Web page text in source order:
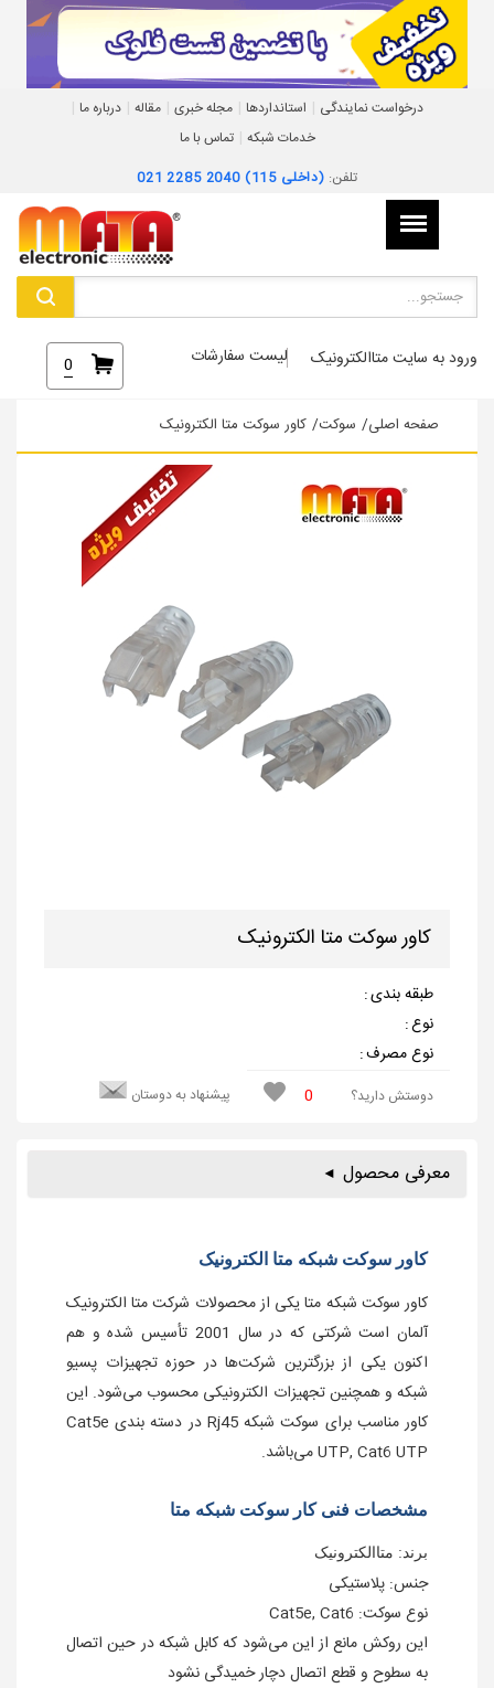
درخواست نمایندگی | استانداردها | مجله خبری | مقاله | درباره ما |
خدمات شبکه | تماس با ما
تلفن: 021 2285 2040 (داخلی 115)
ورود به سایت متاالکترونیک لیست سفارشات 0
صفحه اصلی/ سوکت/ کاور سوکت متا الکترونیک
کاور سوکت متا الکترونیک
طبقه بندی:
نوع:
نوع مصرف:
دوستش دارید؟ 0 پیشنهاد به دوستان
معرفی محصول
کاور سوکت شبکه متا الکترونیک
کاور سوکت شبکه متا یکی از محصولات شرکت متا الکترونیک
آلمان است شرکتی که در سال 2001 تأسیس شده و هم
اکنون یکی از بزرگترین شرکت‌ها در حوزه تجهیزات پسیو
شبکه و همچنین تجهیزات الکترونیکی محسوب می‌شود. این
کاور مناسب برای سوکت شبکه Rj45 در دسته بندی Cat5e
UTP, Cat6 UTP می‌باشد.
مشخصات فنی کار سوکت شبکه متا
برند: متاالکترونیک
جنس: پلاستیکی
نوع سوکت: Cat5e, Cat6
این روکش مانع از این می‌شود که کابل شبکه در حین اتصال
به سطوح و قطع اتصال دچار خمیدگی نشود